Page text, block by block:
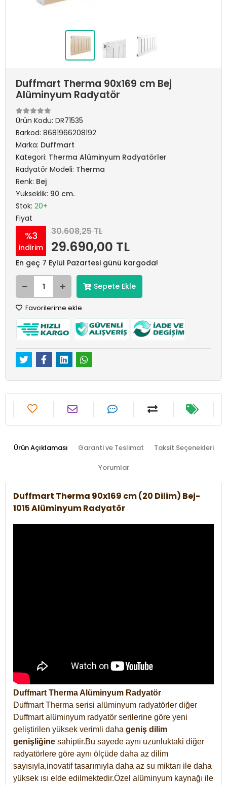
Duffmart Therma 90x169 cm Bej
Alüminyum Radyatör
Ürün Kodu: DR71535
Barkod: 8681966208192
Marka: Duffmart
Kategori: Therma Alüminyum Radyatörler
Radyatör Modeli: Therma
Renk: Bej
Yükseklik: 90 cm.
Stok: 20+
Fiyat
%3
indirim
30.608,25 TL
29.690,00 TL
En geç 7 Eylül Pazartesi günü kargoda!
Sepete Ekle
Favorilerime ekle
Ürün Açıklaması Garanti ve Teslimat Taksit Seçenekleri
Yorumlar
Duffmart Therma 90x169 cm (20 Dilim) Bej-
1015 Alüminyum Radyatör
Duffmart Therma Alüminyum Radyatör
Duffmart Therma serisi alüminyum radyatörler diğer
Duffmart alüminyum radyatör serilerine göre yeni
geliştirilen yüksek verimli daha geniş dilim
genişliğine sahiptir.Bu sayede aynı uzunluktaki diğer
radyatörlere göre aynı ölçüde daha az dilim
sayısıyla,inovatif tasarımıyla daha az su miktarı ile daha
yüksek ısı elde edilmektedir.Özel alüminyum kaynağı ile